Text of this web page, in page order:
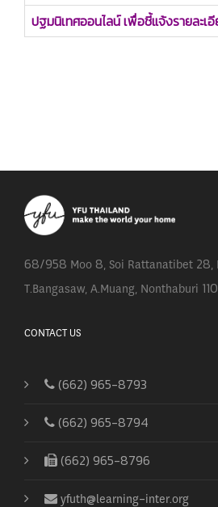
ปฐมนิเทศออนไลน์ เพื่อชี้แจ้งรายละเ
68/958 Moo 8, Soi Rattanatibet 28,
T.Bangasaw, A.Muang, Nonthaburi
CONTACT US
(662) 965-8793
(662) 965-8794
(662) 965-8796
yfuth@learning-inter.org